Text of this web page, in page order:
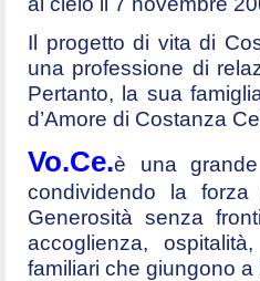
Il progetto di vita di
una professione di
Pertanto, la sua
d’Amore di Costanza
Vo.Ce.è una
condividendo la
Generosità senza
accoglienza,
familiari che giungono